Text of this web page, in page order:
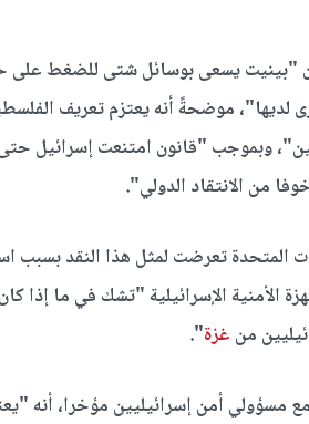
"بينيت يسعى بوسائل شتى للضغط على
لديها"، موضحةً أنه يعتزم تعريف
وبموجب "قانون امتنعت إسرائيل
من الانتقاد الدولي".
المتحدة تعرضت لمثل هذا النقد بسبب
الأمنية الإسرائيلية "تشك في ما
من غزة".
أمن إسرائيليين مؤخرا، أنه